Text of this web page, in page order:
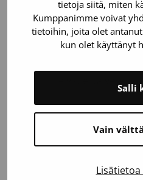
tietoja siitä, miten
Kumppanimme voivat
tietoihin, joita olet
kun olet käyttänyt
Vain
Salli
Painat 50-199
Olet perusterve.
sairauksista tai
Testaa, voitko